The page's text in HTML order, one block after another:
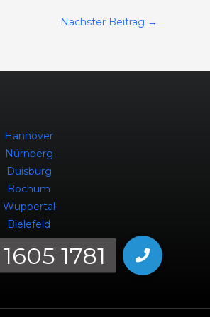
Nächster Beitrag →
Hannover
Nürnberg
Duisburg
Bochum
Wuppertal
Bielefeld